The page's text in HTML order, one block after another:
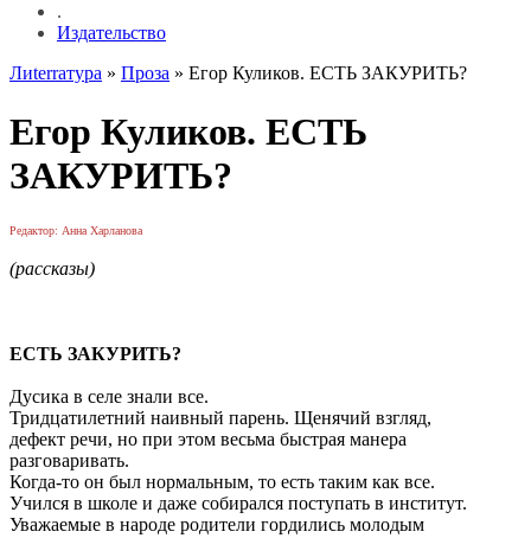
.
Издательство
Лиterraтура » Проза » Егор Куликов. ЕСТЬ ЗАКУРИТЬ?
Егор Куликов. ЕСТЬ
ЗАКУРИТЬ?
Редактор: Анна Харланова
(рассказы)
ЕСТЬ ЗАКУРИТЬ?
Дусика в селе знали все.
Тридцатилетний наивный парень. Щенячий взгляд,
дефект речи, но при этом весьма быстрая манера
разговаривать.
Когда-то он был нормальным, то есть таким как все.
Учился в школе и даже собирался поступать в институт.
Уважаемые в народе родители гордились молодым